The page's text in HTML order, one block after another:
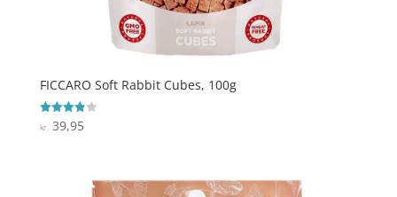
FICCARO Soft Rabbit Cubes, 100g
Vurderet
3.9
kr.39,95